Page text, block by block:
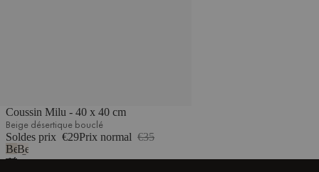
Coussin Milu - 40 x 40 cm
Beige désertique bouclé
Soldes prix €29Prix normal €35
Beige
désertique
Beige
nuage